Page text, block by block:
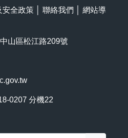
安全政策 聯絡我們
網站導
山區松江路209號
0207 分機22